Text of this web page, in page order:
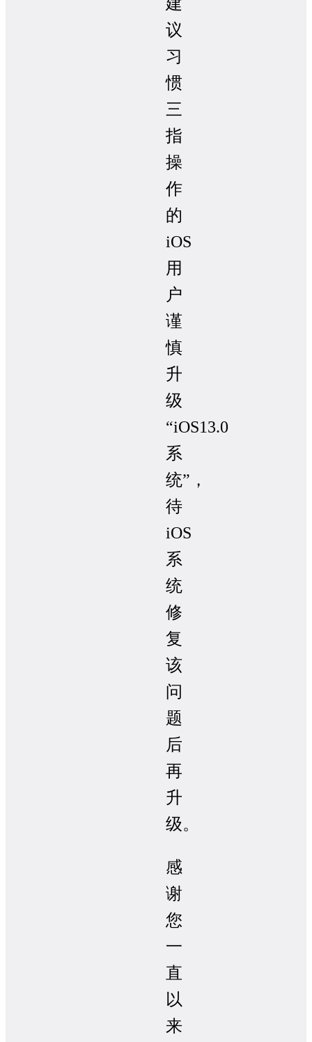
议
习
惯
三
指
操
作
的
iOS
用
户
谨
慎
升
级
“iOS13.0
系
统”，
待
iOS
系
统
修
复
该
问
题
后
再
升
级。
感
谢
您
一
直
以
来